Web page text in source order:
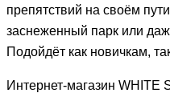
препятствий на своём
заснеженный парк или
Подойдёт как новичкам,
Интернет-магазин